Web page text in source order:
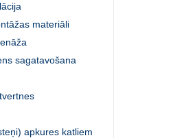
materiāli
sagatavošana
apkures katliem